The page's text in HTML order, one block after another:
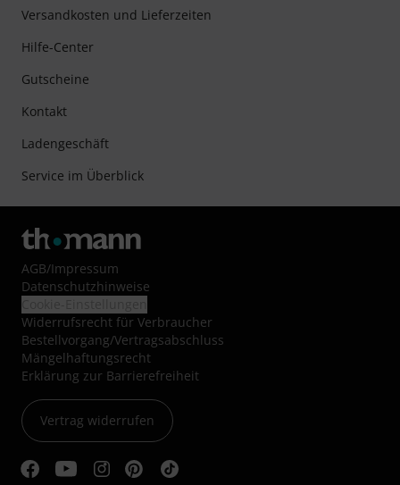
Versandkosten und Lieferzeiten
Hilfe-Center
Gutscheine
Kontakt
Ladengeschäft
Service im Überblick
AGB/Impressum
Datenschutzhinweise
Widerrufsrecht für Verbraucher
Bestellvorgang/Vertragsabschluss
Mängelhaftungsrecht
Erklärung zur Barrierefreiheit
Vertrag widerrufen